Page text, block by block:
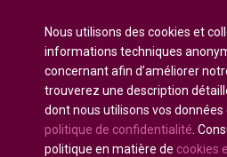
Русский
( Russe
Español(Espagnol )
Français
العربية(Arabe)
Nous utilisons des cookies et
informations techniques
concernant afin d’améliorer
trouverez une description
dont nous utilisons vos données
politique de confidentialité .
politique en matière de cookies